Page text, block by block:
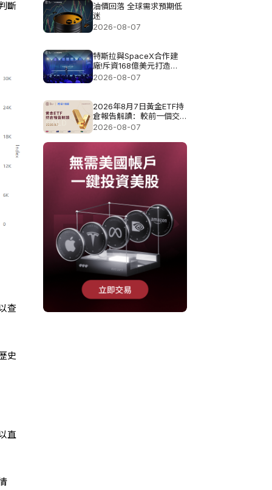
斷
查
史
直
油價回落 全球需求預期低
迷
2026-08-07
特斯拉與SpaceX合作建
廠!斥資168億美元打造
Terafab基地
2026-08-07
2026年8月7日黃金ETF持
倉報告解讀：較前一個交
易日增加0.571噸
2026-08-07